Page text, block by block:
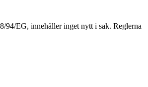
94/EG, innehåller inget nytt i sak. Reglerna